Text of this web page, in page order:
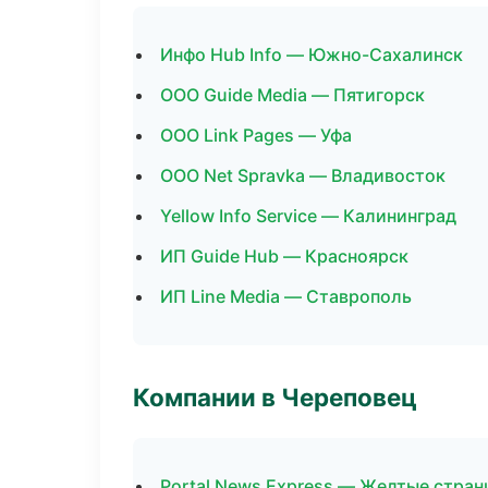
Инфо Hub Info — Южно-Сахалинск
ООО Guide Media — Пятигорск
ООО Link Pages — Уфа
ООО Net Spravka — Владивосток
Yellow Info Service — Калининград
ИП Guide Hub — Красноярск
ИП Line Media — Ставрополь
Компании в Череповец